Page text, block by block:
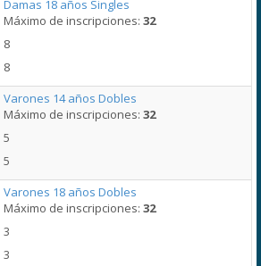
Damas 18 años Singles
Máximo de inscripciones:32
8
8
Varones 14 años Dobles
Máximo de inscripciones:32
5
5
Varones 18 años Dobles
Máximo de inscripciones:32
3
3